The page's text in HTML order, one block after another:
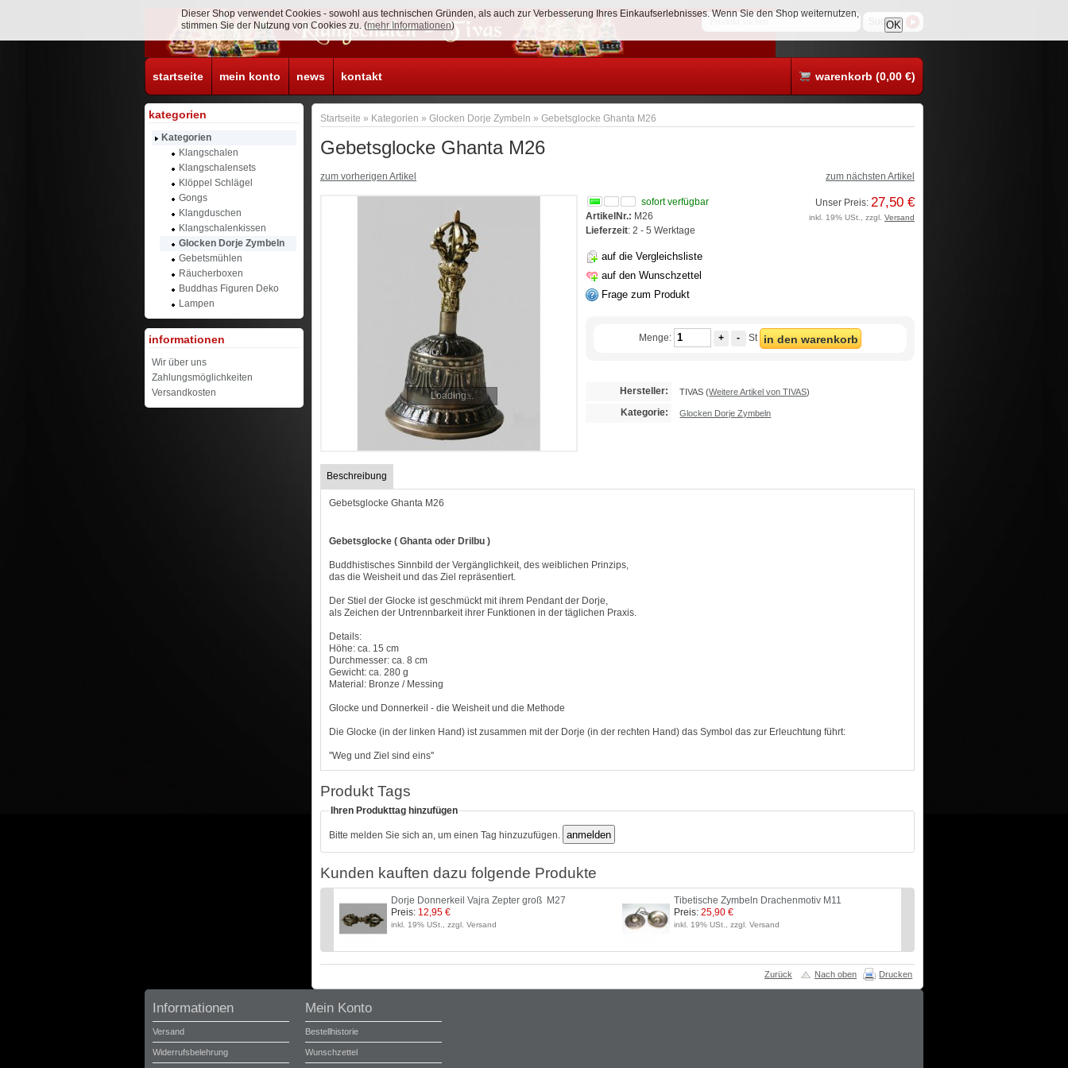
startseite mein konto news kontakt warenkorb (0,00 €)
Startseite » Kategorien » Glocken Dorje Zymbeln » Gebetsglocke Ghanta M26
Gebetsglocke Ghanta M26
zum vorherigen Artikel zum nächsten Artikel
Loading...
sofort verfügbar
ArtikelNr.: M26
Lieferzeit: 2 - 5 Werktage
auf die Vergleichsliste
auf den Wunschzettel
Frage zum Produkt
Unser Preis: 27,50 €
inkl. 19% USt., zzgl. Versand
Menge: + - St in den warenkorb
Hersteller: TIVAS(Weitere Artikel von TIVAS)
Kategorie: Glocken Dorje Zymbeln
Beschreibung
Gebetsglocke Ghanta M26
Gebetsglocke ( Ghanta oder Drilbu )
Buddhistisches Sinnbild der Vergänglichkeit, des weiblichen Prinzips,
das die Weisheit und das Ziel repräsentiert.
Der Stiel der Glocke ist geschmückt mit ihrem Pendant der Dorje,
als Zeichen der Untrennbarkeit ihrer Funktionen in der täglichen Praxis.
Details:
Höhe: ca. 15 cm
Durchmesser: ca. 8 cm
Gewicht: ca. 280 g
Material: Bronze / Messing
Glocke und Donnerkeil - die Weisheit und die Methode
Die Glocke (in der linken Hand) ist zusammen mit der Dorje (in der rechten Hand) das Symbol das zur Erleuchtung führt:
''Weg und Ziel sind eins''
Produkt Tags
Ihren Produkttag hinzufügen
Bitte melden Sie sich an, um einen Tag hinzuzufügen.
Kunden kauften dazu folgende Produkte
Dorje Donnerkeil Vajra Zepter groß M27
Preis: 12,95 €
inkl. 19% USt., zzgl. Versand
Tibetische Zymbeln Drachenmotiv M11
Preis: 25,90 €
inkl. 19% USt., zzgl. Versand
Zurück Nach oben Drucken
kategorien
Kategorien
Klangschalen
Klangschalensets
Klöppel Schlägel
Gongs
Klangduschen
Klangschalenkissen
Glocken Dorje Zymbeln
Gebetsmühlen
Räucherboxen
Buddhas Figuren Deko
Lampen
informationen
Wir über uns
Zahlungsmöglichkeiten
Versandkosten
Informationen
Versand
Widerrufsbelehrung
Mein Konto
Bestellhistorie
Wunschzettel
Dieser Shop verwendet Cookies - sowohl aus technischen Gründen, als auch zur Verbesserung Ihres Einkaufserlebnisses. Wenn Sie den Shop weiternutzen,
stimmen Sie der Nutzung von Cookies zu. (mehr Informationen) OK